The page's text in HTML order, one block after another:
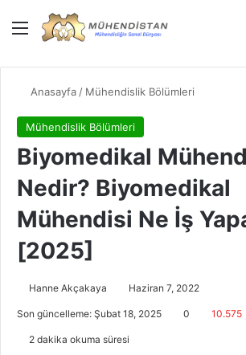
Menü
Anasayfa / Mühendislik Bölümleri
Mühendislik Bölümleri
Biyomedikal
Nedir? Biyomedikal
Mühendisi Ne İş
[2025]
Hanne Akçakaya Haziran 7, 2022
Son güncelleme: Şubat 18, 2025 0 10.575
2 dakika okuma süresi